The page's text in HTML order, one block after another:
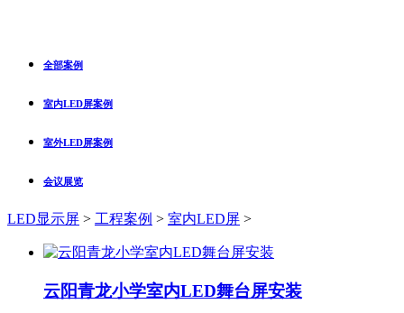
全部案例
室内LED屏案例
室外LED屏案例
会议展览
LED显示屏 > 工程案例 > 室内LED屏 >
云阳青龙小学室内LED舞台屏安装